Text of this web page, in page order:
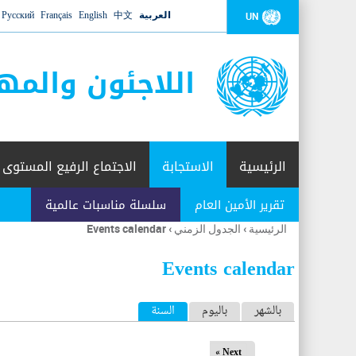
UN العربية 中文
English
Français
Русский
اللاجئون
الرئيسية الاستجابة
تقرير الأمين العام سلسلة مناسبات عالمية
الاجتماع الرفيع المستوى
أنت
هنا
الرئيسية › الجدول الزمني ›
Events calendar
Events calendar
ا بالشهر باليوم السنة (علامة التبويب النشطة)